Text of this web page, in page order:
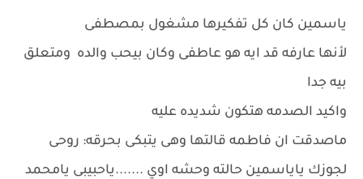
ياسمين كان كل تفكيرها مشغول بمصطفى
لأنها عارفه قد ايه هو عاطفى وكان بيحب والده ومتعلق
بيه جدا
واكيد الصدمه هتكون شديده عليه
ماصدقت ان فاطمه قالتها وهى يتبكى بحرقه: روحى
لجوزك ياياسمين حالته وحشه اوي .......ياحبيبى يامحمد